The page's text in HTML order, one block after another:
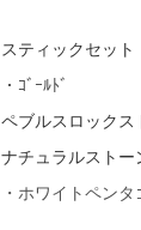
スティックセット
・ｺﾞｰﾙﾄﾞ
ペブルスロックス
ナチュラルストー
・ホワイトペンタ